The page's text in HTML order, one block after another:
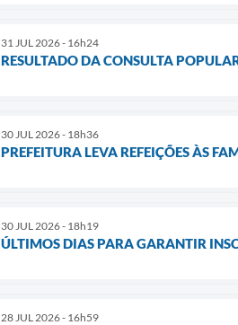
31 JUL 2026 - 16h24
RESULTADO DA CONSULTA
30 JUL 2026 - 18h36
PREFEITURA LEVA REFEIÇÕES ÀS
30 JUL 2026 - 18h19
ÚLTIMOS DIAS PARA GARANTIR
28 JUL 2026 - 16h59